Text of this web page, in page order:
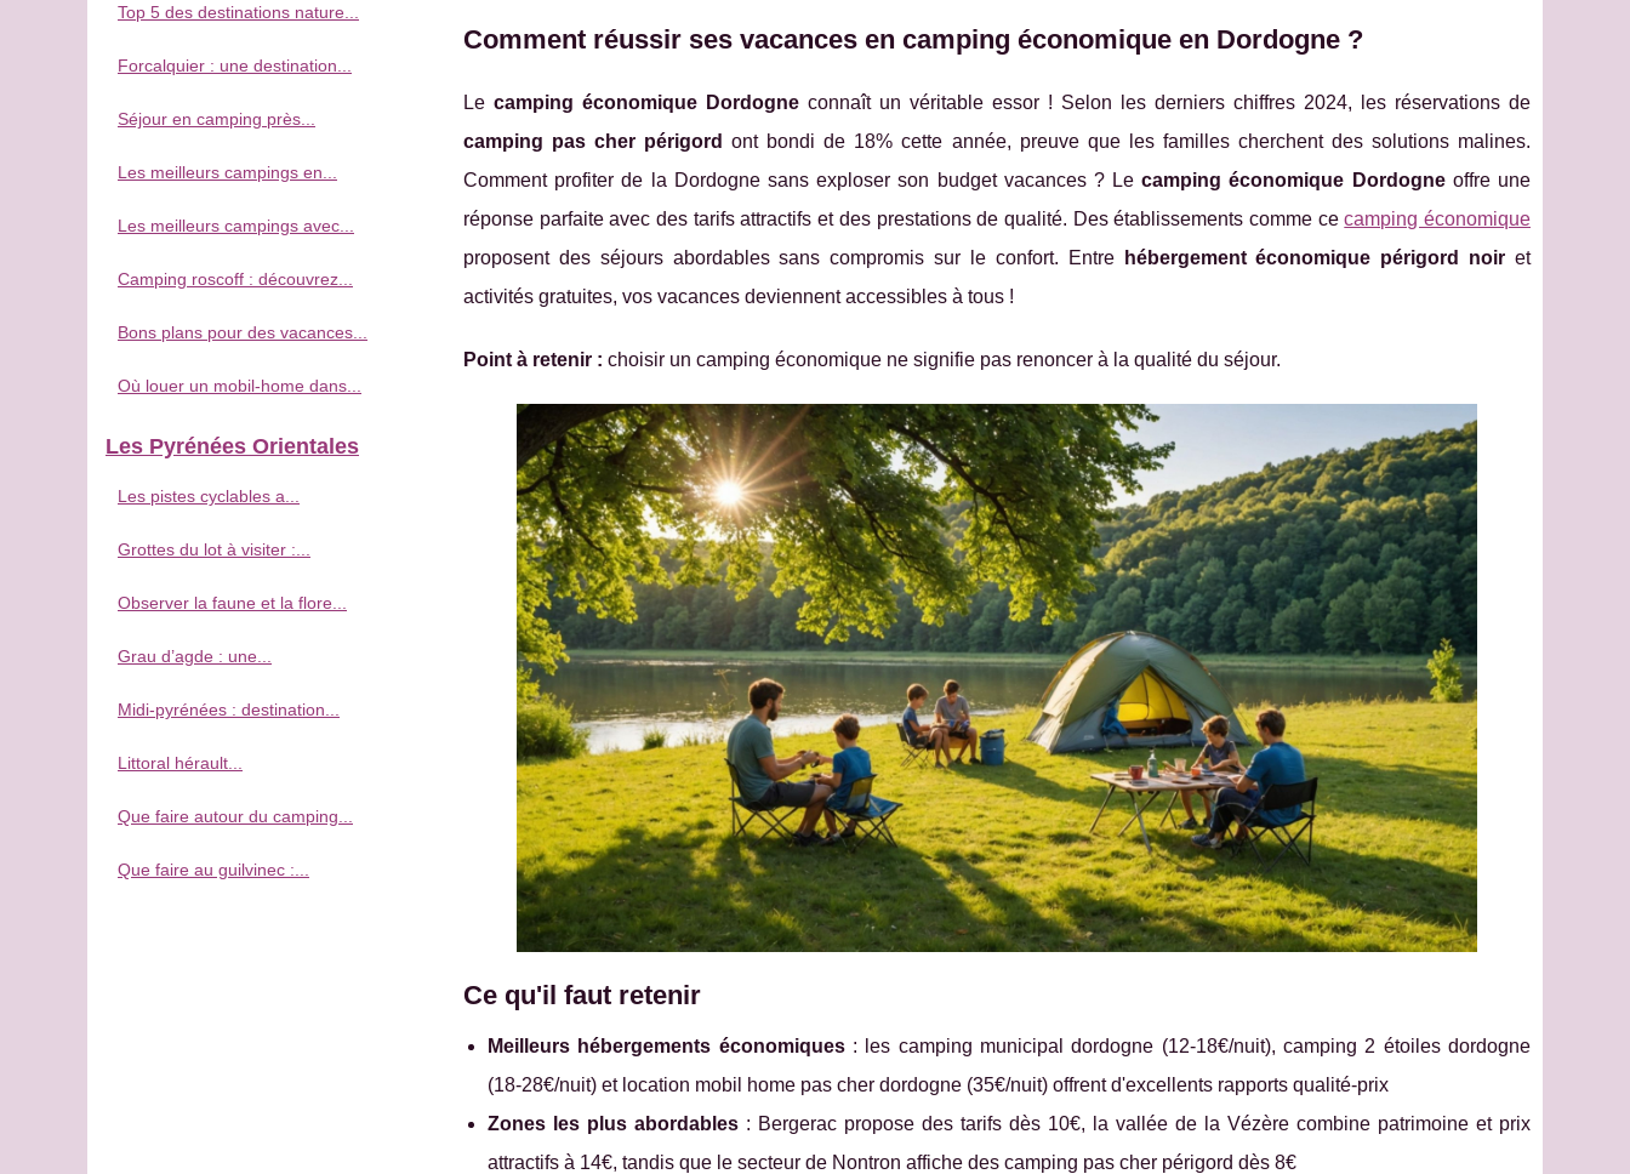
Comment réussir ses vacances en camping économique en Dordogne ?
Le camping économique Dordogne connaît un véritable essor ! Selon les derniers chiffres 2024, les réservations de
camping pas cher périgord ont bondi de 18% cette année, preuve que les familles cherchent des solutions malines.
Comment profiter de la Dordogne sans exploser son budget vacances ? Lecamping économique Dordogneoffre une
réponse parfaite avec des tarifs attractifs et des prestations de qualité. Des établissements comme cecamping économique
proposent des séjours abordables sans compromis sur le confort. Entre
hébergement économique périgord noir et
activités gratuites, vos vacances deviennentaccessibles à tous !
Point à retenir : choisir un camping économique ne signifie pas renoncer à la qualité du séjour.
Ce qu'il faut retenir
Meilleurs hébergements économiques: les camping municipal dordogne (12-18€/nuit), camping 2 étoiles dordogne
(18-28€/nuit) et location mobil home pas cher dordogne (35€/nuit) offrent d'excellents rapports qualité-prix
Zones les plus abordables : Bergerac propose des tarifs dès 10€, la vallée de la Vézère combine patrimoine et prix
attractifs à 14€, tandis que le secteur de Nontron affiche des camping pas cher périgord dès 8€
Top 5 des destinations nature...
Forcalquier : une destination...
Séjour en camping près...
Les meilleurs campings en...
Les meilleurs campings avec...
Camping roscoff : découvrez...
Bons plans pour des vacances...
Où louer un mobil-home dans...
Les Pyrénées Orientales
Les pistes cyclables a...
Grottes du lot à visiter :...
Observer la faune et la flore...
Grau d’agde : une...
Midi-pyrénées : destination...
Littoral hérault...
Que faire autour du camping...
Que faire au guilvinec :...